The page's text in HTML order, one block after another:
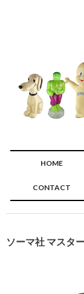
HOME
CONTACT
ソーマ社 マスタ